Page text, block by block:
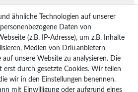
ähnliche Technologien auf unserer
Daten von
(z.B. IP-Adresse), um z.B. Inhalte
Medien von Drittanbietern
unsere Website zu analysieren. Die
erst durch gesetzte Cookies. Wir teilen
wir in den Einstellungen benennen.
mit Einwilligung oder aufgrund eines